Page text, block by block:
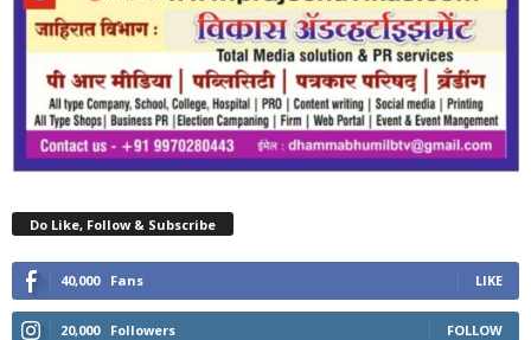
Do Like, Follow & Subscribe
40,000 Fans LIKE
20,000 Followers FOLLOW